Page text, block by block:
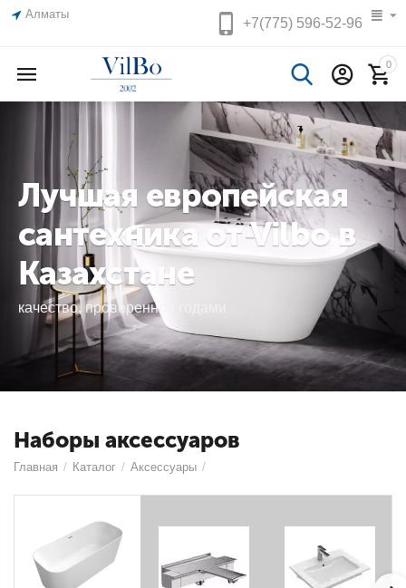
Алматы
+7(775)596-52-96
0
Лучшая европейская
сантехника от Vilbo в
Казахстане
качество, проверенное годами
Наборы аксессуаров
Главная / Каталог / Аксессуары /